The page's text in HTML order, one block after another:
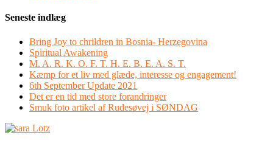
Seneste indlæg
Bring Joy to chrildren in Bosnia- Herzegovina
Spiritual Awakening
M. A. R. K. O. F. T. H. E. B. E. A. S. T.
Kæmp for et liv med glæde, interesse og engagement!
6th September Update 2021
Det er en tid med store forandringer
Smuk foto artikel af Rudesøvej i SØNDAG